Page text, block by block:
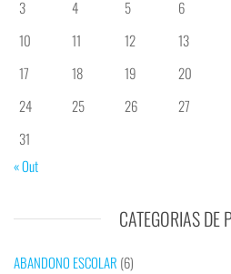
3
4 5 6
10
11 12 13
17
18 19 20
24
25 26 27
31
« Out
CATEGORIAS DE
ABANDONO ESCOLAR (6)